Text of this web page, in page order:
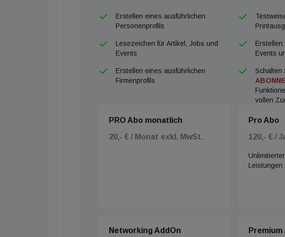
Erstellen eines ausführlichen
Personenprofils
Lesezeichen für Artikel, Jobs und
Events
Erstellen
Events
Erstellen eines ausführlichen
Firmenprofils
Schalten
vollen
PRO Abo monatlich
20,- € / Monat exkl. MwSt.
Pro Abo
120,- € /
Leistungen
Networking AddOn
Premium